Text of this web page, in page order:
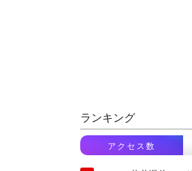
ランキング
アクセス数